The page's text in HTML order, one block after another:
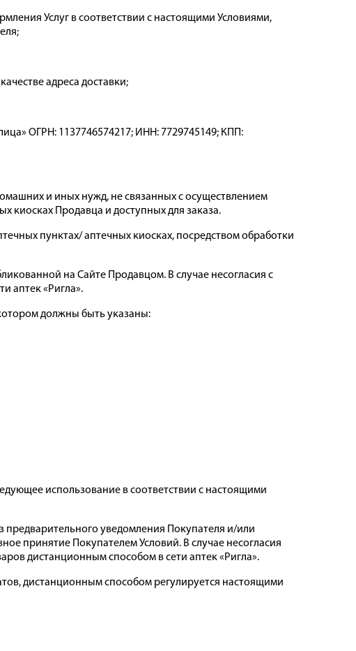
Услуг в соответствии с настоящими Условиями,
адреса доставки;
ОГРН: 1137746574217; ИНН: 7729745149; КПП:
и иных нужд, не связанных с осуществлением
киосках Продавца и доступных для заказа.
пунктах/ аптечных киосках, посредством обработки
на Сайте Продавцом. В случае несогласия с
аптек «Ригла».
должны быть указаны:
использование в соответствии с настоящими
предварительного уведомления Покупателя и/или
принятие Покупателем Условий. В случае несогласия
дистанционным способом в сети аптек «Ригла».
дистанционным способом регулируется настоящими